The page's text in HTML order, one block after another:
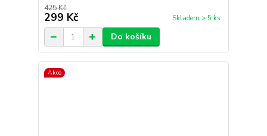
425 Kč
299 Kč Skladem > 5 ks
Do košíku
Akce